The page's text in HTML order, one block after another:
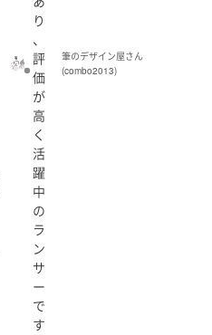
り
、
評
価
が
高
く
活
躍
中
の
ラ
ン
サ
ー
で
す
筆のデザイン屋さん
(combo2013)